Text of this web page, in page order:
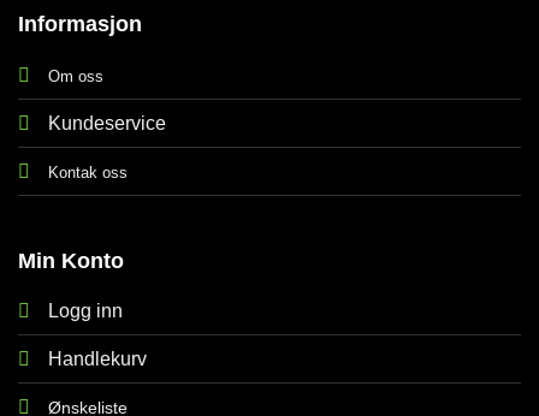
Informasjon
Om oss
Kundeservice
Kontak oss
Min Konto
Logg inn
Handlekurv
Ønskeliste